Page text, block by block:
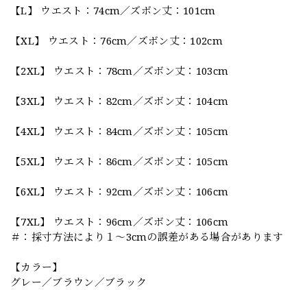
【L】 ウエスト：74cm／ズボン丈：101cm
【XL】 ウエスト：76cm／ズボン丈：102cm
【2XL】 ウエスト：78cm／ズボン丈：103cm
【3XL】 ウエスト：82cm／ズボン丈：104cm
【4XL】 ウエスト：84cm／ズボン丈：105cm
【5XL】 ウエスト：86cm／ズボン丈：105cm
【6XL】 ウエスト：92cm／ズボン丈：106cm
【7XL】 ウエスト：96cm／ズボン丈：106cm
＃：採寸方法により１～3cmの誤差がある場合があります
【カラー】
グレー／ブラウン／ブラック